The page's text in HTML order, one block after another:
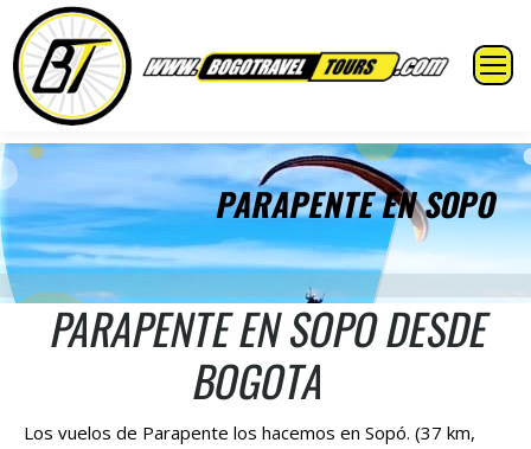
PARAPENTE EN SOPO
PARAPENTE EN SOPO DESDE
BOGOTA
Los vuelos de Parapente los hacemos en Sopó. (37 km,